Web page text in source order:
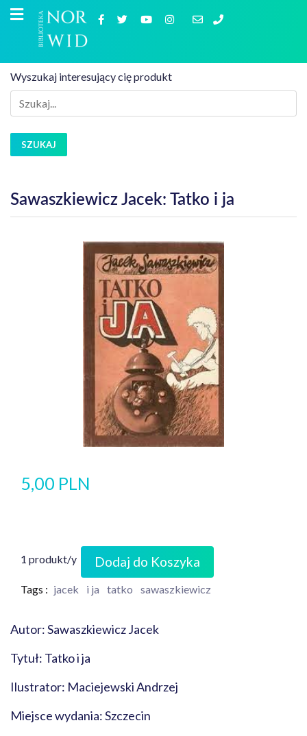
Wyszukaj interesujący cię produkt
SZUKAJ
Sawaszkiewicz Jacek: Tatko i ja
5,00 PLN
1 produkt/y Dodaj do Koszyka
Tags : jacek i ja tatko sawaszkiewicz
Autor: Sawaszkiewicz Jacek
Tytuł: Tatko i ja
Ilustrator: Maciejewski Andrzej
Miejsce wydania: Szczecin